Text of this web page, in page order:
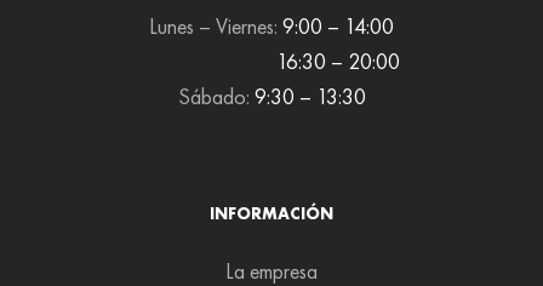
Lunes – Viernes: 9:00 – 14:00
16:30 – 20:00
Sábado: 9:30 – 13:30
INFORMACIÓN
La empresa